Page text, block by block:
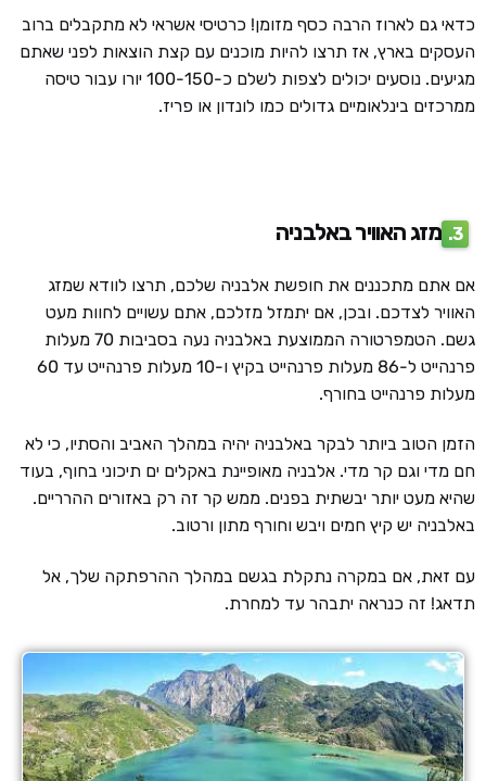
כדאי גם לארוז הרבה כסף מזומן! כרטיסי אשראי לא מתקבלים ברוב
העסקים בארץ, אז תרצו להיות מוכנים עם קצת הוצאות לפני שאתם
מגיעים. נוסעים יכולים לצפות לשלם כ-100-150 יורו עבור טיסה
ממרכזים בינלאומיים גדולים כמו לונדון או פריז.
3. מזג האוויר באלבניה
אם אתם מתכננים את חופשת אלבניה שלכם, תרצו לוודא שמזג
האוויר לצדכם. ובכן, אם יתמזל מזלכם, אתם עשויים לחוות מעט
גשם. הטמפרטורה הממוצעת באלבניה נעה בסביבות 70 מעלות
פרנהייט ל-86 מעלות פרנהייט בקיץ ו-10 מעלות פרנהייט עד 60
מעלות פרנהייט בחורף.
הזמן הטוב ביותר לבקר באלבניה יהיה במהלך האביב והסתיו, כי לא
חם מדי וגם קר מדי. אלבניה מאופיינת באקלים ים תיכוני בחוף, בעוד
שהיא מעט יותר יבשתית בפנים. ממש קר זה רק באזורים ההרריים.
באלבניה יש קיץ חמים ויבש וחורף מתון ורטוב.
עם זאת, אם במקרה נתקלת בגשם במהלך ההרפתקה שלך, אל
תדאג! זה כנראה יתבהר עד למחרת.